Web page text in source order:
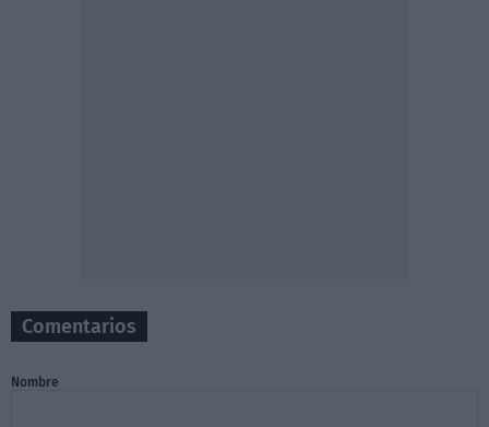
Comentarios
Nombre